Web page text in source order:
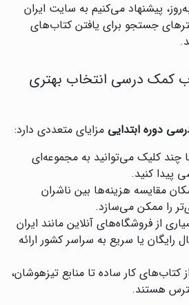
پیشنهاد می‌کنیم به سایت ایران
جستجو برای یافتن کتاب‌های
کمک درسی انتخاب بهتری
دوره ابتدایی مزایای متعددی دارد:
چند کلیک می‌توانید به مجموعه‌ای
پیدا کنید.
مقایسه هزینه‌ها بین ناشران
را ممکن می‌سازد.
از فروشگاه‌های آنلاین مانند ایران
رایگان یا سریع به سراسر کشور ارائه
از کتاب‌های کار ساده تا منابع تیزهوشان،
هستند.